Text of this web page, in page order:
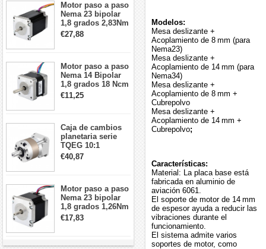
Motor paso a paso
Nema 23 bipolar
1,8 grados 2,83Nm
4A 2,26 V
57x57x84mm 8
€27,88
Motor paso a paso
Nema 14 Bipolar
1,8 grados 18 Ncm
0,8 A 5,74 V 35 x
35 x 34 mm 4
€11,25
Caja de cambios
planetaria serie
TQEG 10:1
contragolpe 15
arcmin para motor
€40,87
Motor paso a paso
Nema 23 bipolar
1,8 grados 1,26Nm
2,8A 2,5V
57x57x56mm 4
€17,83
Modelos:
Mesa deslizante +
Acoplamiento de 8 mm (para
Nema23)
Mesa deslizante +
Acoplamiento de 14 mm (para
Nema34)
Mesa deslizante +
Acoplamiento de 8 mm +
Cubrepolvo
Mesa deslizante +
Acoplamiento de 14 mm +
Cubrepolvo;
Características:
Material: La placa base está
fabricada en aluminio de
aviación 6061.
El soporte de motor de 14 mm
de espesor ayuda a reducir las
vibraciones durante el
funcionamiento.
El sistema admite varios
soportes de motor, como